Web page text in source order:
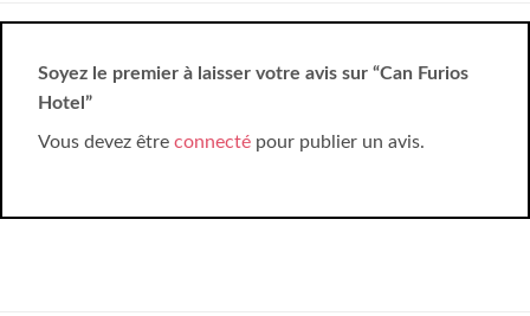
Soyez le premier à laisser votre avis sur “Can Furios
Hotel”
Vous devez être connecté pour publier un avis.